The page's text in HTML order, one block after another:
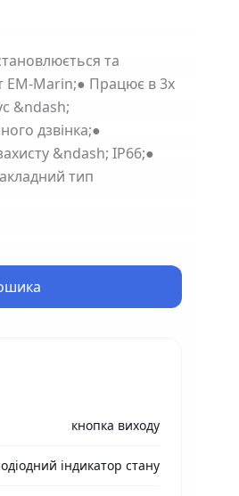
та
EM-Marin;● Працює в 3х
&ndash;
дзвінка;●
&ndash; IP66;●
тип
кнопка виходу
індикатор стану